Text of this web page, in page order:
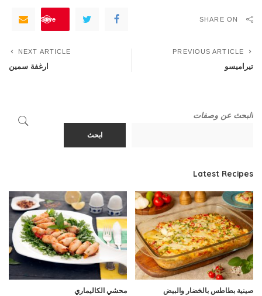
SHARE ON
Save
PREVIOUS ARTICLE
تيراميسو
NEXT ARTICLE
ارغفة سمين
البحث عن وصفات
ابحث
Latest Recipes
صينية بطاطس بالخضار والبيض محشي الكاليماري